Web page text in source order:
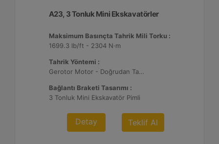
A23, 3 Tonluk Mini Ekskavatörler
Maksimum Basınçta Tahrik Mili Torku :
1699.3 lb/ft - 2304 N·m
Tahrik Yöntemi :
Gerotor Motor - Doğrudan Tahrik
Bağlantı Braketi Tasarımı :
3 Tonluk Mini Ekskavatör Pimli
Detay Teklif Al